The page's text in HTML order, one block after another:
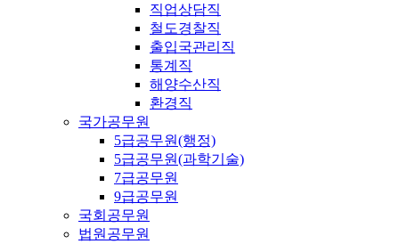
직업상담직
철도경찰직
출입국관리직
통계직
해양수산직
환경직
국가공무원
5급공무원(행정)
5급공무원(과학기술)
7급공무원
9급공무원
국회공무원
법원공무원